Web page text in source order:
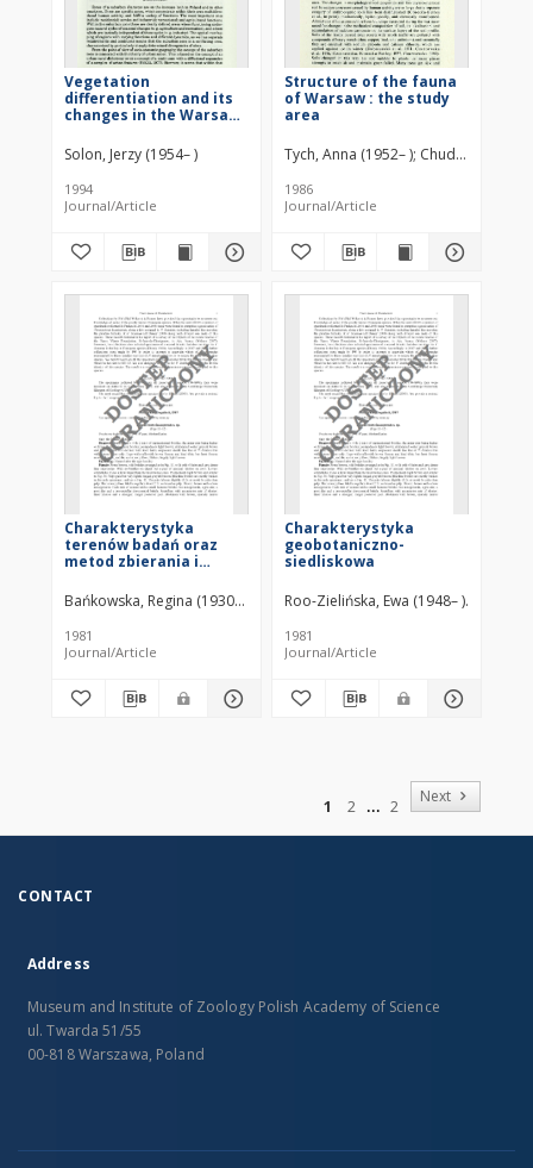
Vegetation
differentiation and its
changes in the Warsaw
general review
Solon, Jerzy (1954– )
1994
Journal/Article
Structure of the fauna
of Warsaw : the study
area
Tych, Anna (1952– ) Chudzicka,
1986
Journal/Article
Charakterystyka
terenów badań oraz
metod zbierania i
materiałów
Bańkowska, Regina (1930–2017) Garbarczyk, Henryk (1947– )
1981
Journal/Article
Charakterystyka
geobotaniczno-
siedliskowa
Roo-Zielińska, Ewa (1948– )
1981
Journal/Article
1 2
2
Next
CONTACT
Address
Museum and Institute of Zoology Polish Academy of Science
ul. Twarda 51/55
00-818 Warszawa, Poland